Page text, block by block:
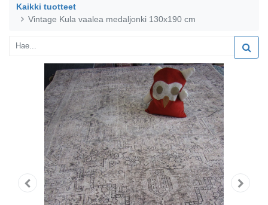
Kaikki tuotteet
Vintage Kula vaalea medaljonki 130x190 cm